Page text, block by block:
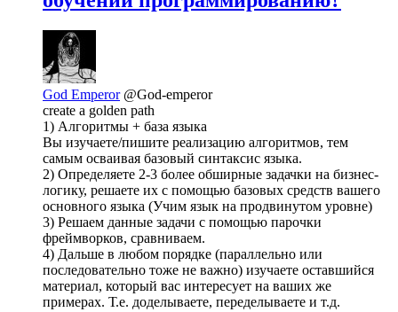
God Emperor @God-emperor
create a golden path
1) Алгоритмы + база языка
Вы изучаете/пишите реализацию алгоритмов, тем
самым осваивая базовый синтаксис языка.
2) Определяете 2-3 более обширные задачки на бизнес-
логику, решаете их с помощью базовых средств вашего
основного языка (Учим язык на продвинутом уровне)
3) Решаем данные задачи с помощью парочки
фреймворков, сравниваем.
4) Дальше в любом порядке (параллельно или
последовательно тоже не важно) изучаете оставшийся
материал, который вас интересует на ваших же
примерах. Т.е. доделываете, переделываете и т.д.